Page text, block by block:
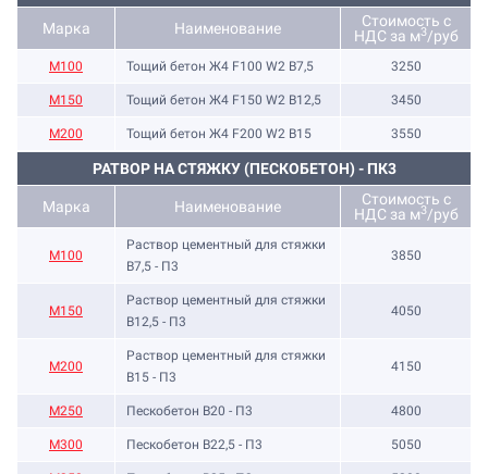
Марка Наименование
Стоимость с
НДС за м3/руб
М100 Тощий бетон Ж4 F100 W2 В7,5 3250
М150 Тощий бетон Ж4 F150 W2 В12,5 3450
М200 Тощий бетон Ж4 F200 W2 В15 3550
РАТВОР НА СТЯЖКУ (ПЕСКОБЕТОН) - ПК3
Марка Наименование
Стоимость с
НДС за м3/руб
М100
Раствор цементный для стяжки
В7,5 - П3
3850
М150
Раствор цементный для стяжки
В12,5 - П3
4050
М200
Раствор цементный для стяжки
В15 - П3
4150
М250 Пескобетон В20 - П3 4800
М300 Пескобетон В22,5 - П3 5050